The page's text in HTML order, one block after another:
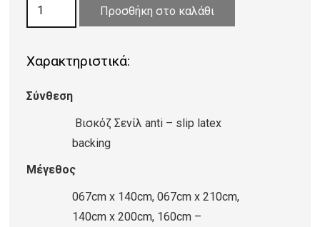
321,60 €
171/491660
Προσθήκη στο καλάθι
Χαρακτηριστικά:
Σύνθεση
Βισκόζ Σενίλ anti – slip latex
backing
Μέγεθος
067cm x 140cm, 067cm x 210cm,
140cm x 200cm, 160cm –